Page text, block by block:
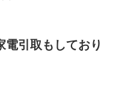
電引取もしており